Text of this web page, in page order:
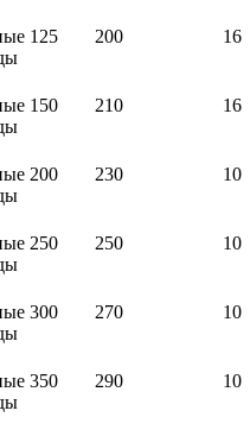
125 200 16
150 210 16
200 230 10
250 250 10
300 270 10
350 290 10